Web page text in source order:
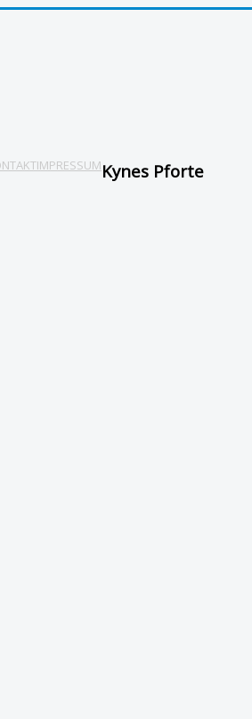
IMPRESSUMKynes Pforte